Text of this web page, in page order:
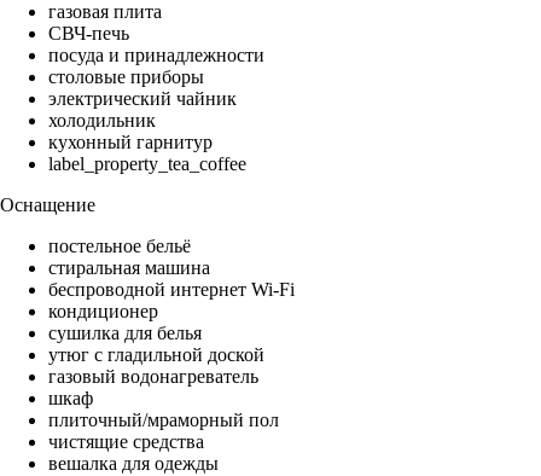
газовая плита
СВЧ-печь
посуда и принадлежности
столовые приборы
электрический чайник
холодильник
кухонный гарнитур
label_property_tea_coffee
Оснащение
постельное бельё
стиральная машина
беспроводной интернет Wi-Fi
кондиционер
сушилка для белья
утюг с гладильной доской
газовый водонагреватель
шкаф
плиточный/мраморный пол
чистящие средства
вешалка для одежды